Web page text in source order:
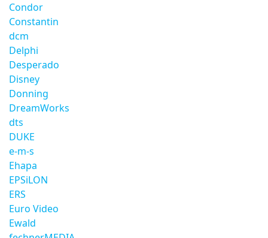
Condor
Constantin
dcm
Delphi
Desperado
Disney
Donning
DreamWorks
dts
DUKE
e-m-s
Ehapa
EPSiLON
ERS
Euro Video
Ewald